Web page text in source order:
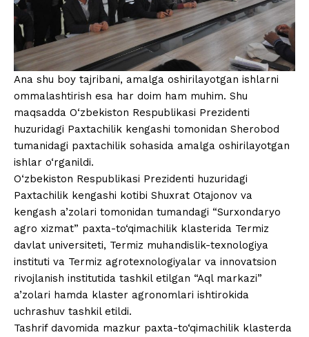
Ana shu boy tajribani, amalga oshirilayotgan ishlarni
ommalashtirish esa har doim ham muhim. Shu
maqsadda O‘zbekiston Respublikasi Prezidenti
huzuridagi Paxtachilik kengashi tomonidan Sherobod
tumanidagi paxtachilik sohasida amalga oshirilayotgan
ishlar o‘rganildi.
O‘zbekiston Respublikasi Prezidenti huzuridagi
Paxtachilik kengashi kotibi Shuxrat Otajonov va
kengash a’zolari tomonidan tumandagi “Surxondaryo
agro xizmat” paxta-to‘qimachilik klasterida Termiz
davlat universiteti, Termiz muhandislik-texnologiya
instituti va Termiz agrotexnologiyalar va innovatsion
rivojlanish institutida tashkil etilgan “Aql markazi”
a’zolari hamda klaster agronomlari ishtirokida
uchrashuv tashkil etildi.
Tashrif davomida mazkur paxta-to‘qimachilik klasterda